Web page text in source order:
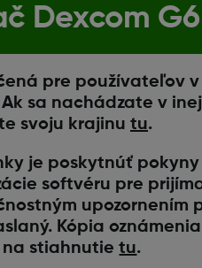
Dexcom G6
pre používateľov v
sa nachádzate v inej
svoju krajinu tu.
je poskytnúť pokyny
softvéru pre
upozornením
Kópia
na stiahnutietu.